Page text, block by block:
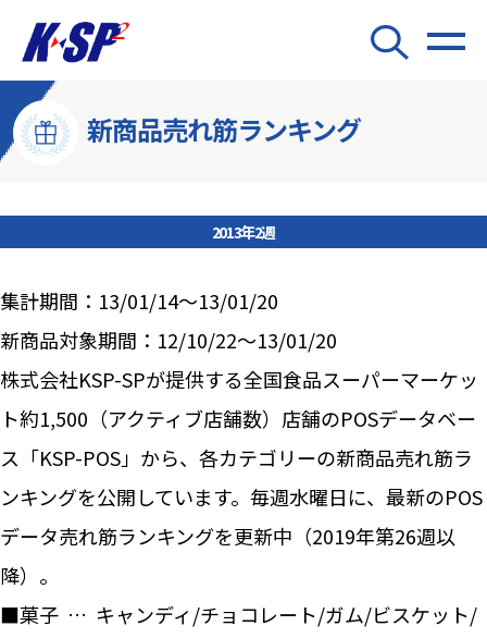
新商品売れ筋ランキング
2013年2週
集計期間：13/01/14～13/01/20
新商品対象期間：12/10/22～13/01/20
株式会社KSP-SPが提供する全国食品スーパーマーケッ
ト約1,500（アクティブ店舗数）店舗のPOSデータベー
ス「KSP-POS」から、各カテゴリーの新商品売れ筋ラ
ンキングを公開しています。毎週水曜日に、最新のPOS
データ売れ筋ランキングを更新中（2019年第26週以
降）。
■菓子 … キャンディ/チョコレート/ガム/ビスケット/